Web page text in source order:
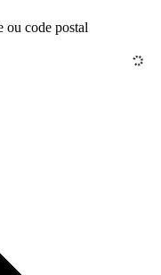
ou code postal